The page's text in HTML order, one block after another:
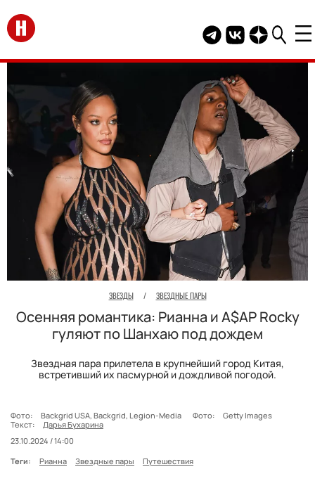
Перейти на главную
Telegram канал
Группа HELLO
Канал
ЗВЕЗДЫ / ЗВЕЗДНЫЕ ПАРЫ
Осенняя романтика: Рианна и A$AP Rocky
гуляют по Шанхаю под дождем
Звездная пара прилетела в крупнейший город Китая,
встретивший их пасмурной и дождливой погодой.
Фото: Backgrid USA, Backgrid, Legion-Media Фото:
Getty Images
Текст:
Дарья Бухарина
23.10.2024 / 14:00
Теги:
Рианна Звездные пары Путешествия